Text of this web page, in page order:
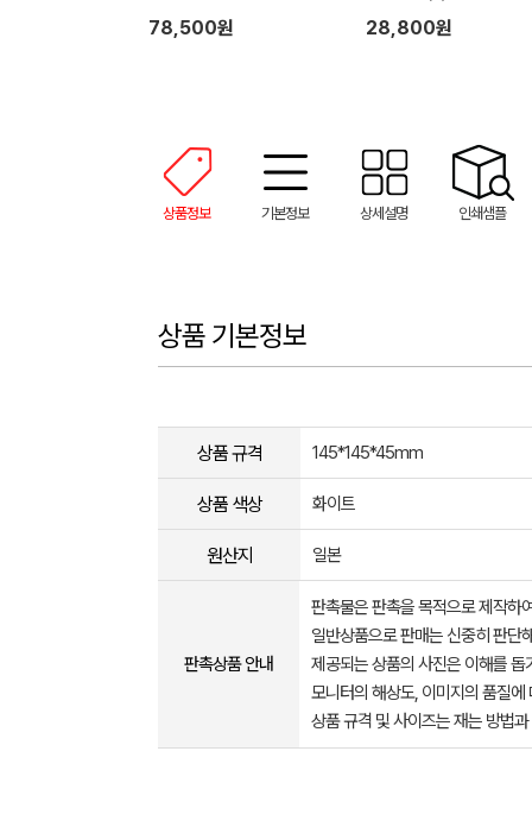
78,500원
티(2) 세트
28,800원
상품정보 기본정보 상세설명 인쇄샘플
상품 기본정보
상품 규격 145*145*45mm
상품 색상 화이트
원산지 일본
판촉상품 안내
판촉물은 판촉을 목적으로 제작하
일반상품으로 판매는 신중히 판단
제공되는 상품의 사진은 이해를
모니터의 해상도, 이미지의 품질
상품 규격 및 사이즈는 재는 방법